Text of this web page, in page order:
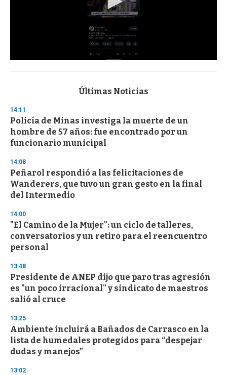
s
d
s
o
f
3
s
e
c
o
n
Últimas Noticias
14:11
Policía de Minas investiga la muerte de un
hombre de 57 años: fue encontrado por un
funcionario municipal
14:08
Peñarol respondió a las felicitaciones de
Wanderers, que tuvo un gran gesto en la final
del Intermedio
14:00
"El Camino de la Mujer": un ciclo de talleres,
conversatorios y un retiro para el reencuentro
personal
13:48
Presidente de ANEP dijo que paro tras agresión
es "un poco irracional" y sindicato de maestros
salió al cruce
13:25
Ambiente incluirá a Bañados de Carrasco en la
lista de humedales protegidos para “despejar
dudas y manejos”
13:02